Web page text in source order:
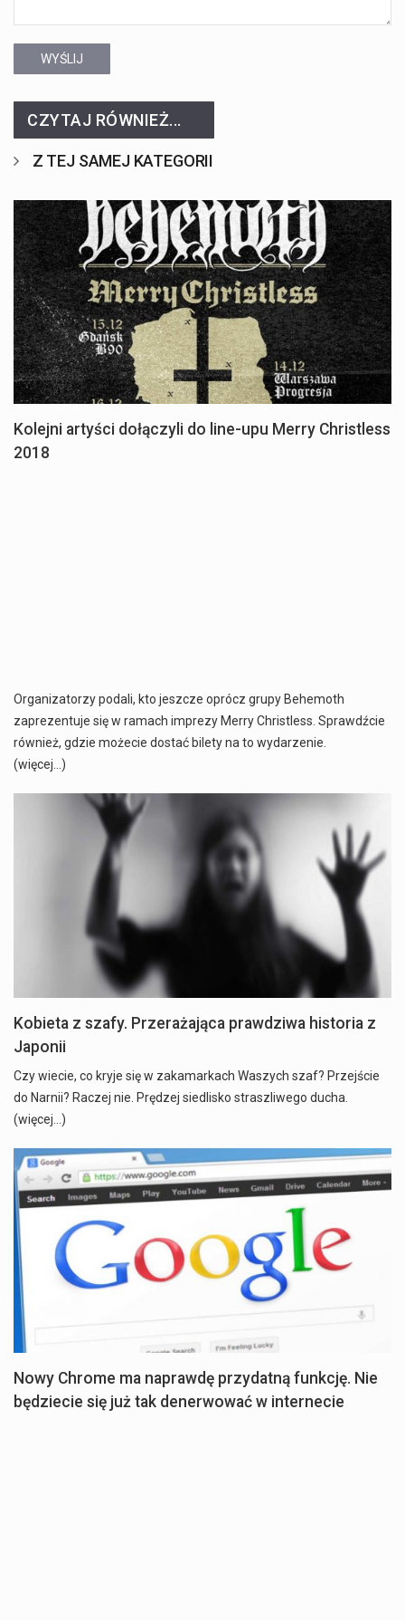
WYŚLIJ
CZYTAJ RÓWNIEŻ...
Z TEJ SAMEJ KATEGORII
Kolejni artyści dołączyli do line-upu Merry Christless
2018
Organizatorzy podali, kto jeszcze oprócz grupy Behemoth
zaprezentuje się w ramach imprezy Merry Christless. Sprawdźcie
również, gdzie możecie dostać bilety na to wydarzenie.
(więcej…)
Kobieta z szafy. Przerażająca prawdziwa historia z
Japonii
Czy wiecie, co kryje się w zakamarkach Waszych szaf? Przejście
do Narnii? Raczej nie. Prędzej siedlisko straszliwego ducha.
(więcej…)
Nowy Chrome ma naprawdę przydatną funkcję. Nie
będziecie się już tak denerwować w internecie